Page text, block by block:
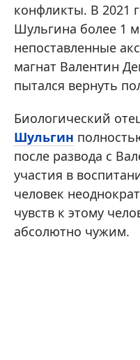
конфликты. В 2021
Шульгина более 1
непоставленные
магнат Валентин
пытался вернуть
Биологический
Шульгин
после развода с
участия в
человек
чувств к этому
абсолютно чужим.